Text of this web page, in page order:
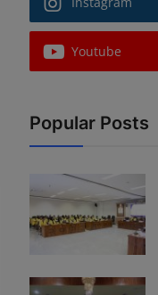
Youtube
Popular Posts